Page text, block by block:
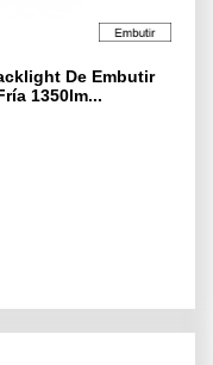
De Embutir
1350lm...